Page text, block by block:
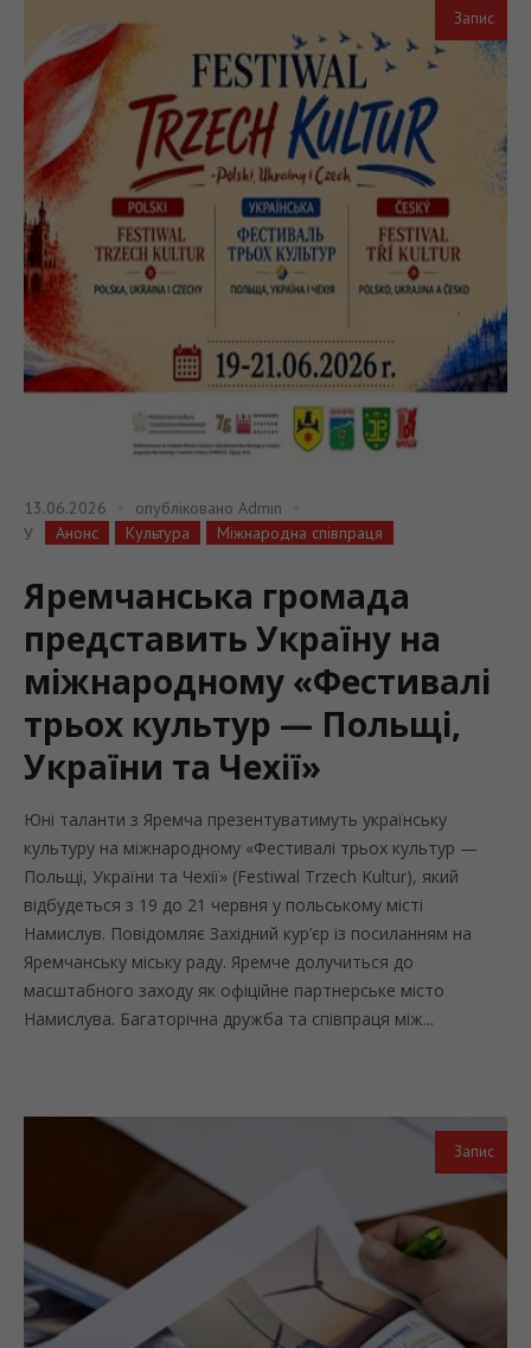
Запис
13.06.2026 опубліковано Admin
У
Анонс Культура Міжнародна співпраця
Яремчанська громада
представить Україну на
міжнародному «Фестивалі
трьох культур — Польщі,
України та Чехії»
Юні таланти з Яремча презентуватимуть українську
культуру на міжнародному «Фестивалі трьох культур —
Польщі, України та Чехії» (Festiwal Trzech Kultur), який
відбудеться з 19 до 21 червня у польському місті
Намислув. Повідомляє Західний кур’єр із посиланням на
Яремчанську міську раду. Яремче долучиться до
масштабного заходу як офіційне партнерське місто
Намислува. Багаторічна дружба та співпраця між...
Запис